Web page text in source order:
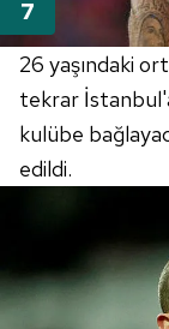
26 yaşındaki
tekrar
kulübe
edildi.